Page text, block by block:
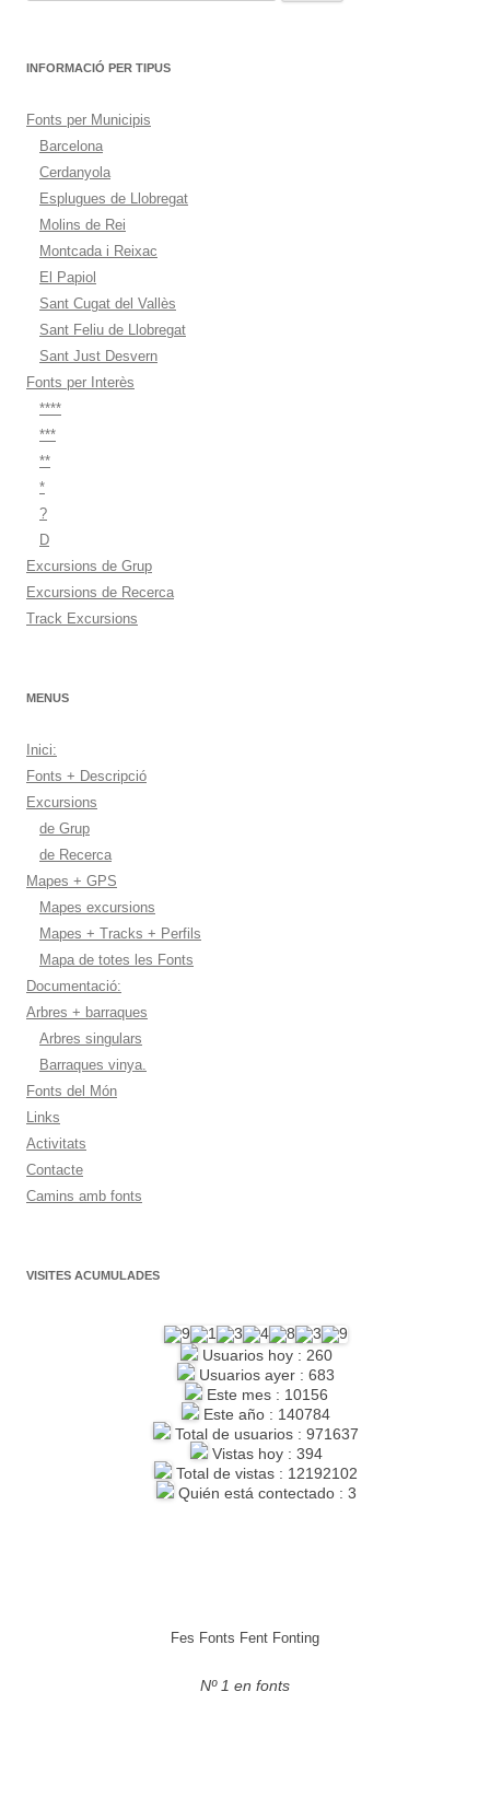
INFORMACIÓ PER TIPUS
Fonts per Municipis
Barcelona
Cerdanyola
Esplugues de Llobregat
Molins de Rei
Montcada i Reixac
El Papiol
Sant Cugat del Vallès
Sant Feliu de Llobregat
Sant Just Desvern
Fonts per Interès
****
***
**
*
?
D
Excursions de Grup
Excursions de Recerca
Track Excursions
MENUS
Inici:
Fonts + Descripció
Excursions
de Grup
de Recerca
Mapes + GPS
Mapes excursions
Mapes + Tracks + Perfils
Mapa de totes les Fonts
Documentació:
Arbres + barraques
Arbres singulars
Barraques vinya.
Fonts del Món
Links
Activitats
Contacte
Camins amb fonts
VISITES ACUMULADES
Usuarios hoy : 260
Usuarios ayer : 683
Este mes : 10156
Este año : 140784
Total de usuarios : 971637
Vistas hoy : 394
Total de vistas : 12192102
Quién está contectado : 3
Fes Fonts Fent Fonting
Nº 1 en fonts